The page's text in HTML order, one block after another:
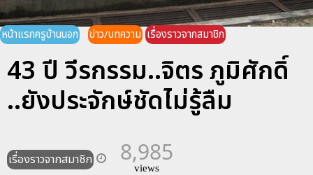
หน้าแรกครูบ้านนอก ข่าว/บทความ เรื่องราวจากสมาชิก
43 ปี วีรกรรม..จิตร ภูมิศักดิ์
..ยังประจักษ์ชัดไม่รู้ลืม
เรื่องราวจากสมาชิก 8,985
views